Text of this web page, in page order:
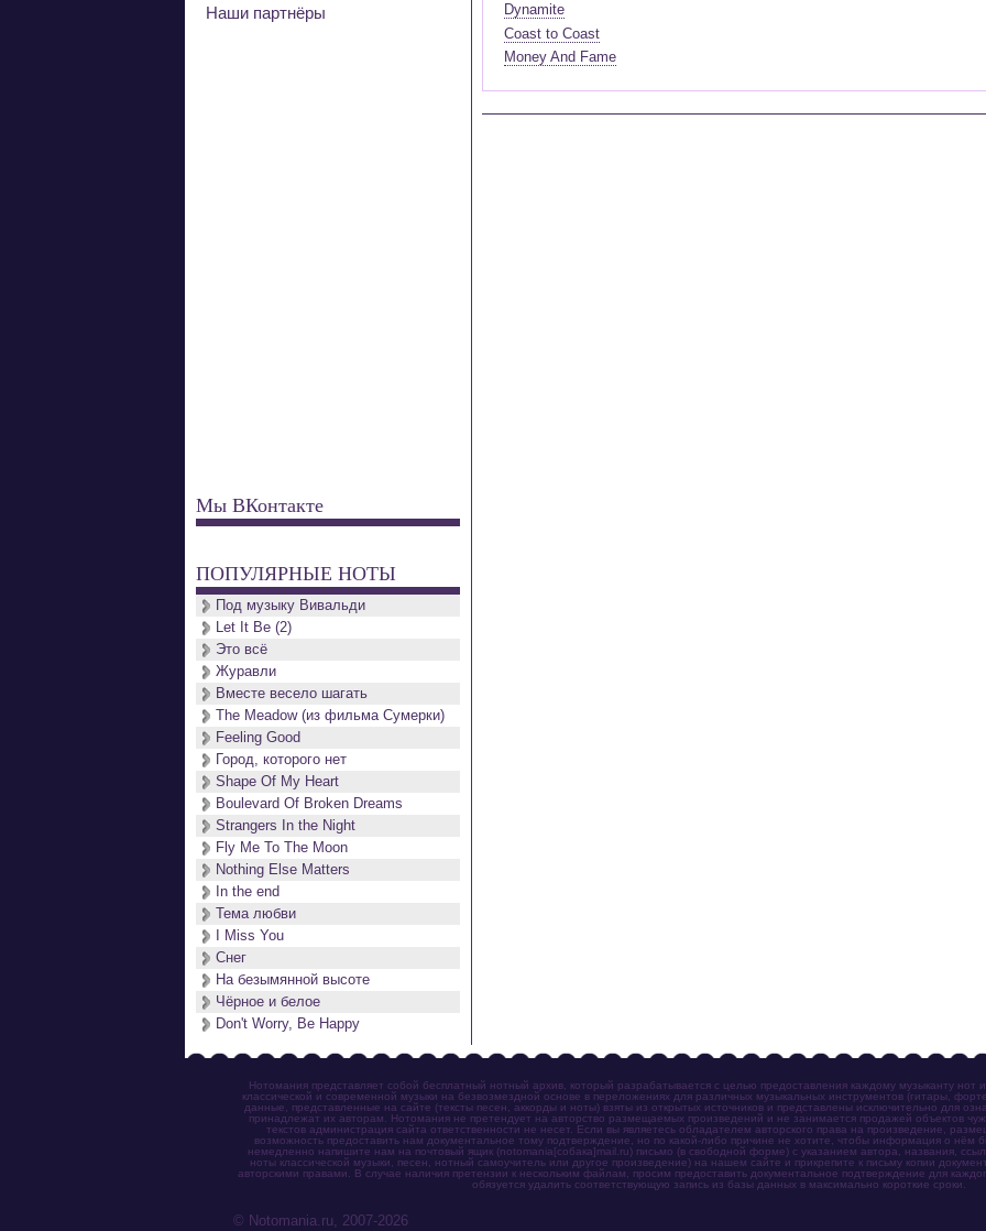
Dynamite
Coast to Coast
Money And Fame
Наши партнёры
Мы ВКонтакте
ПОПУЛЯРНЫЕ НОТЫ
Под музыку Вивальди
Let It Be (2)
Это всё
Журавли
Вместе весело шагать
The Meadow (из фильма Сумерки)
Feeling Good
Город, которого нет
Shape Of My Heart
Boulevard Of Broken Dreams
Strangers In the Night
Fly Me To The Moon
Nothing Else Matters
In the end
Тема любви
I Miss You
Снег
На безымянной высоте
Чёрное и белое
Don't Worry, Be Happy
Нотомания представляет собой бесплатный нотный архив, который разрабатывается с целью предоставления каждому музыканту нот
классической и современной музыки на безвозмездной основе в переложениях для различных музыкальных инструментов (гитары,
данные, представленные на сайте (тексты песен, аккорды и ноты) взяты из открытых источников и представлены исключительно для
принадлежат их авторам. Нотомания не претендует на авторство размещаемых произведений и не занимается продажей объектов
текстов администрация сайта ответственности не несет. Если вы являетесь обладателем авторского права на произведение,
возможность предоставить нам документальное тому подтверждение, но по какой-либо причине не хотите, чтобы информация о нём
немедленно напишите нам на почтовый ящик (notomania[собака]mail.ru) письмо (в свободной форме) с указанием автора, названия,
ноты классической музыки, песен, нотный самоучитель или другое произведение) на нашем сайте и прикрепите к письму копии
авторскими правами. В случае наличия претензии к нескольким файлам, просим предоставить документальное подтверждение для
обязуется удалить соответствующую запись из базы данных в максимально короткие сроки.
© Notomania.ru, 2007-2026